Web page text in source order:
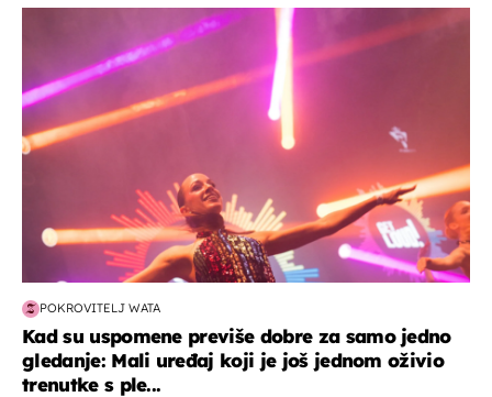
POKROVITELJ WATA
Kad su uspomene previše dobre za samo jedno
gledanje: Mali uređaj koji je još jednom oživio
trenutke s ple...